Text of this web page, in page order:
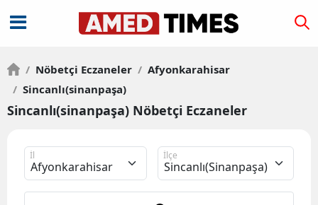
/ Nöbetçi Eczaneler / Afyonkarahisar
/ Sincanlı(sinanpaşa)
Sincanlı(sinanpaşa) Nöbetçi Eczaneler
İl İlçe